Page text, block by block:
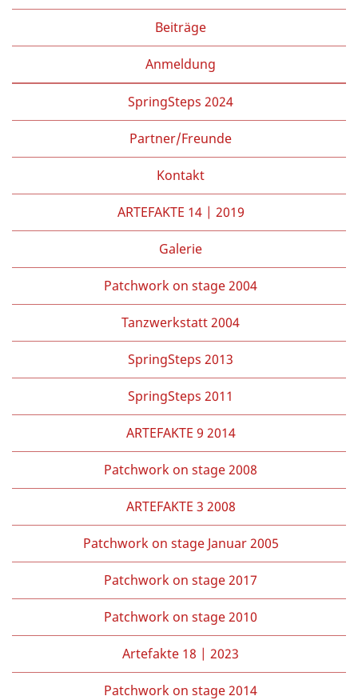
Beiträge
Anmeldung
SpringSteps 2024
Partner/Freunde
Kontakt
ARTEFAKTE 14 | 2019
Galerie
Patchwork on stage 2004
Tanzwerkstatt 2004
SpringSteps 2013
SpringSteps 2011
ARTEFAKTE 9 2014
Patchwork on stage 2008
ARTEFAKTE 3 2008
Patchwork on stage Januar 2005
Patchwork on stage 2017
Patchwork on stage 2010
Artefakte 18 | 2023
Patchwork on stage 2014